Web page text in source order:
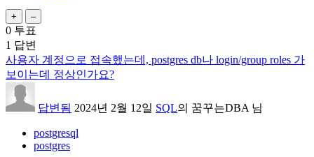
0 투표
1 답변
사용자 계정으로 접속했는데, postgres db나 login/group roles 가
보이는데 정상인가요?
답변됨 2024년 2월 12일 SQL의 꿈꾸는DBA 님
postgresql
postgres